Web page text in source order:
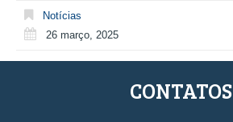
Notícias
26 março, 2025
CONTATOS